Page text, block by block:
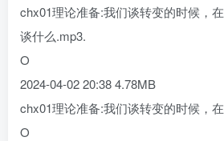
chx01理论准备:我们谈转变的时候，在
谈什么.mp3.
O
2024-04-02 20:38 4.78MB
chx01理论准备:我们谈转变的时候，在
O